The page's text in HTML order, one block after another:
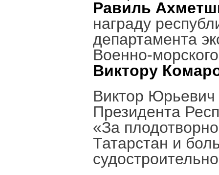
Равиль
награду
департамента
Военно-
Виктору
Виктор
Президента
«За
Татарстан и